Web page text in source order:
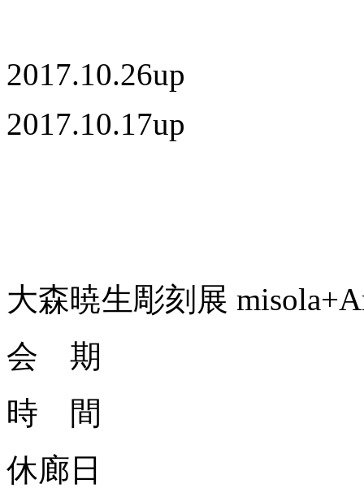
2017.10.26up
2017.10.17up
大森暁生彫刻展
会 期
時 間
休廊日